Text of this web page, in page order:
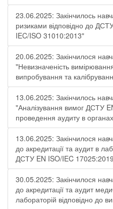
23.06.2025: Закінчилось
ризиками відповідно до
IEC/ISO 31010:2013"
20.06.2025: Закінчилося
"Невизначеність
випробування та
13.06.2025: Закінчилось
"Аналізування вимог ДСТУ
проведення аудиту в
13.06.2025: Закінчилося
до акредитації та аудит в
ДСТУ EN ISO/IEC
30.05.2025: Закінчилося
до акредитації та аудит
лабораторій відповідно до